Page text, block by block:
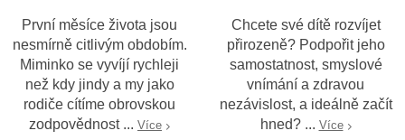
První měsíce života jsou
nesmírně citlivým obdobím.
Miminko se vyvíjí rychleji
než kdy jindy a my jako
rodiče cítíme obrovskou
zodpovědnost ... Více
Chcete své dítě rozvíjet
přirozeně? Podpořit jeho
samostatnost, smyslové
vnímání a zdravou
nezávislost, a ideálně začít
hned? ... Více